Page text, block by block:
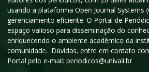
usando a plataforma Open Journal Systems
gerenciamento eficiente. O Portal de
espaço valioso para disseminação do
enriquecendo o ambiente acadêmico da
comunidade. Dúvidas, entre em contato
Portal pelo e-mail: periodicos@univali.br